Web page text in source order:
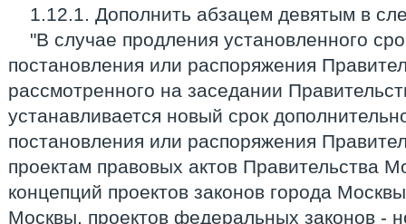
1.12.1. Дополнить абзацем девятым в
"В случае продления установленного
постановления или распоряжения
рассмотренного на заседании
устанавливается новый срок
постановления или распоряжения
проектам правовых актов Правительства
концепций проектов законов города
Москвы, проектов федеральных законов -